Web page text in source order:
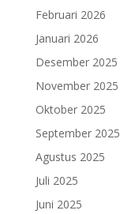
Februari 2026
Januari 2026
Desember 2025
November 2025
Oktober 2025
September 2025
Agustus 2025
Juli 2025
Juni 2025